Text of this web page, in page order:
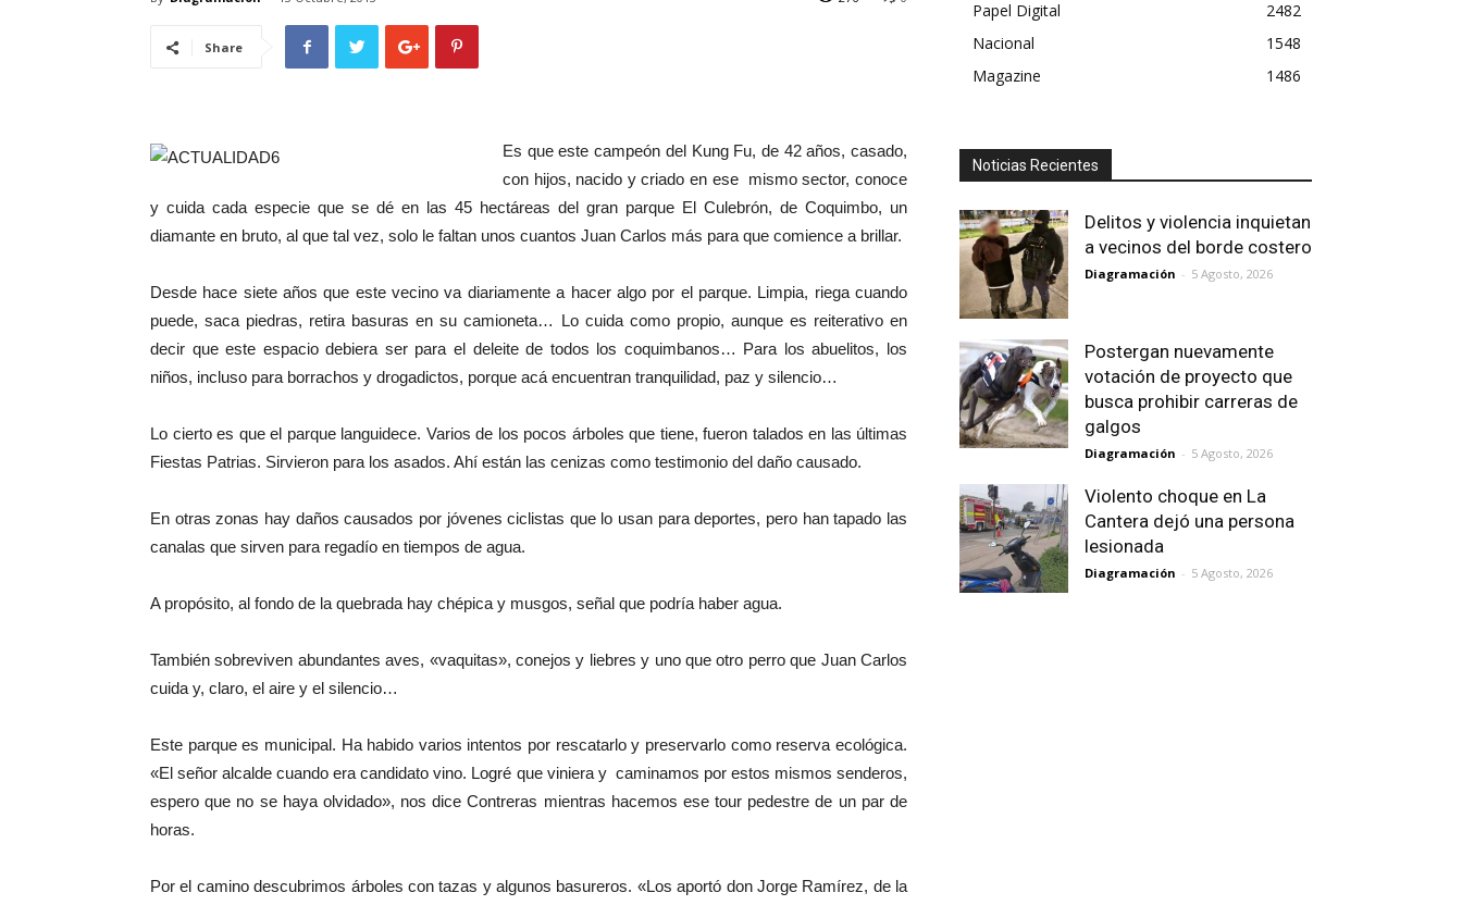
Share
Es que este campeón del Kung Fu, de 42 años, casado,
con hijos, nacido y criado en ese mismo sector, conoce
y cuida cada especie que se dé en las 45 hectáreas del gran parque El Culebrón, de Coquimbo, un
diamante en bruto, al que tal vez, solo le faltan unos cuantos Juan Carlos más para que comience a brillar.
Desde hace siete años que este vecino va diariamente a hacer algo por el parque. Limpia, riega cuando
puede, saca piedras, retira basuras en su camioneta… Lo cuida como propio, aunque es reiterativo en
decir que este espacio debiera ser para el deleite de todos los coquimbanos… Para los abuelitos, los
niños, incluso para borrachos y drogadictos, porque acá encuentran tranquilidad, paz y silencio…
Lo cierto es que el parque languidece. Varios de los pocos árboles que tiene, fueron talados en las últimas
Fiestas Patrias. Sirvieron para los asados. Ahí están las cenizas como testimonio del daño causado.
En otras zonas hay daños causados por jóvenes ciclistas que lo usan para deportes, pero han tapado las
canalas que sirven para regadío en tiempos de agua.
A propósito, al fondo de la quebrada hay chépica y musgos, señal que podría haber agua.
También sobreviven abundantes aves, «vaquitas», conejos y liebres y uno que otro perro que Juan Carlos
cuida y, claro, el aire y el silencio…
Este parque es municipal. Ha habido varios intentos por rescatarlo y preservarlo como reserva ecológica.
«El señor alcalde cuando era candidato vino. Logré que viniera y caminamos por estos mismos senderos,
espero que no se haya olvidado», nos dice Contreras mientras hacemos ese tour pedestre de un par de
horas.
Por el camino descubrimos árboles con tazas y algunos basureros. «Los aportó don Jorge Ramírez, de la
Papel Digital
2482
Nacional
1548
Magazine
1486
Noticias Recientes
Delitos y violencia inquietan
a vecinos del borde costero
Diagramación - 5 Agosto, 2026
Postergan nuevamente
votación de proyecto que
busca prohibir carreras de
galgos
Diagramación - 5 Agosto, 2026
Violento choque en La
Cantera dejó una persona
lesionada
Diagramación - 5 Agosto, 2026